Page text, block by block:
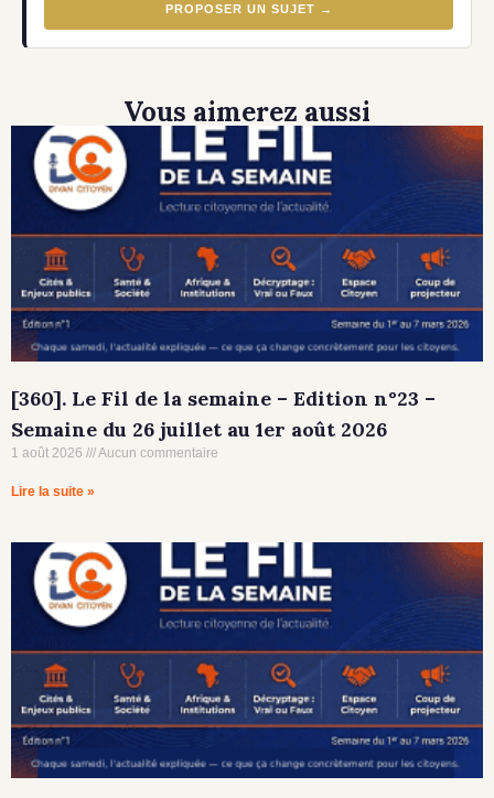
PROPOSER UN SUJET →
Vous aimerez aussi
[360]. Le Fil de la semaine – Edition n°23 –
Semaine du 26 juillet au 1er août 2026
1 août 2026 Aucun commentaire
Lire la suite »